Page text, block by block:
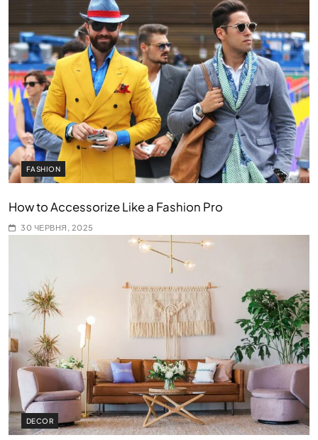
FASHION
How to Accessorize Like a Fashion Pro
30 ЧЕРВНЯ, 2025
DECOR